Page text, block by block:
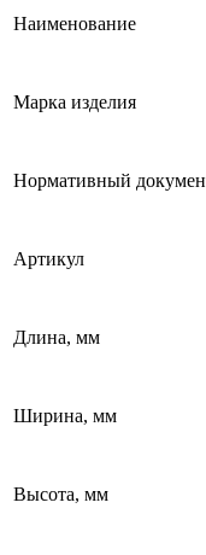
Наименование
Марка изделия
Нормативный
Артикул
Длина, мм
Ширина, мм
Высота, мм